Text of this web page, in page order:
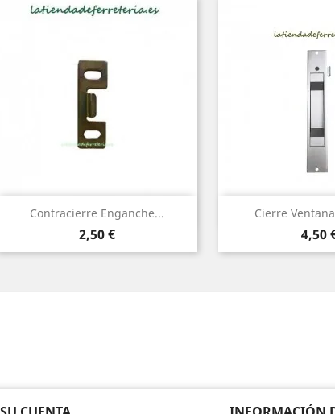
Contracierre Enganche...
Precio
2,50 €
Vista rápida Cierre
4,50
Vista